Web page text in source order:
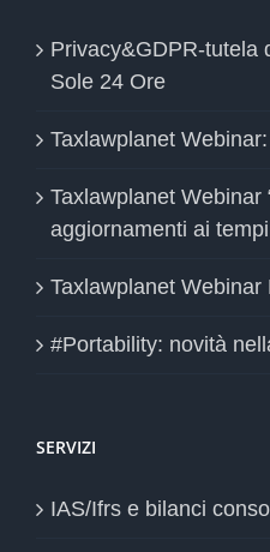
Privacy&GDPR-tutela
Sole 24 Ore
Taxlawplanet
Taxlawplanet Webinar
aggiornamenti ai
Taxlawplanet Webinar
#Portability: novità
SERVIZI
IAS/Ifrs e bilanci